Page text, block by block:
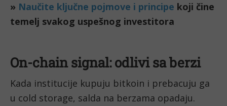
» Naučite ključne pojmove i principe koji čine
temelj svakog uspešnog investitora
On-chain signal: odlivi sa berzi
Kada institucije kupuju bitkoin i prebacuju ga
u cold storage, salda na berzama opadaju.